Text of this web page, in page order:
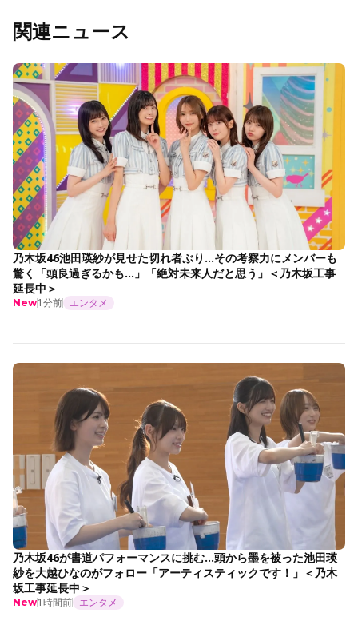
関連ニュース
乃木坂46池田瑛紗が見せた切れ者ぶり…その考察力にメンバーも
驚く「頭良過ぎるかも…」「絶対未来人だと思う」＜乃木坂工事
延長中＞
New1分前 エンタメ
乃木坂46が書道パフォーマンスに挑む…頭から墨を被った池田瑛
紗を大越ひなのがフォロー「アーティスティックです！」＜乃木
坂工事延長中＞
New1時間前 エンタメ